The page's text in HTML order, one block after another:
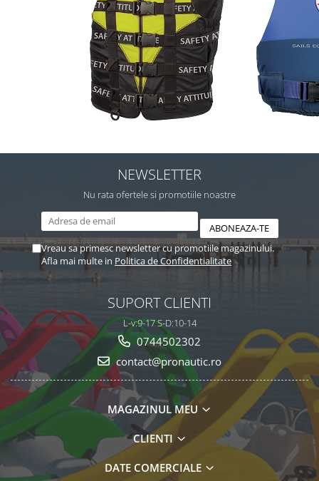
NEWSLETTER
Nu rata ofertele si promotiile noastre
Vreau sa primesc newsletter cu promotiile magazinului.
Afla mai multe in Politica de Confidentialitate
SUPORT CLIENTI
L-v:9-17 S-D:10-14
0744502302
contact@pronautic.ro
MAGAZINUL MEU
CLIENTI
DATE COMERCIALE